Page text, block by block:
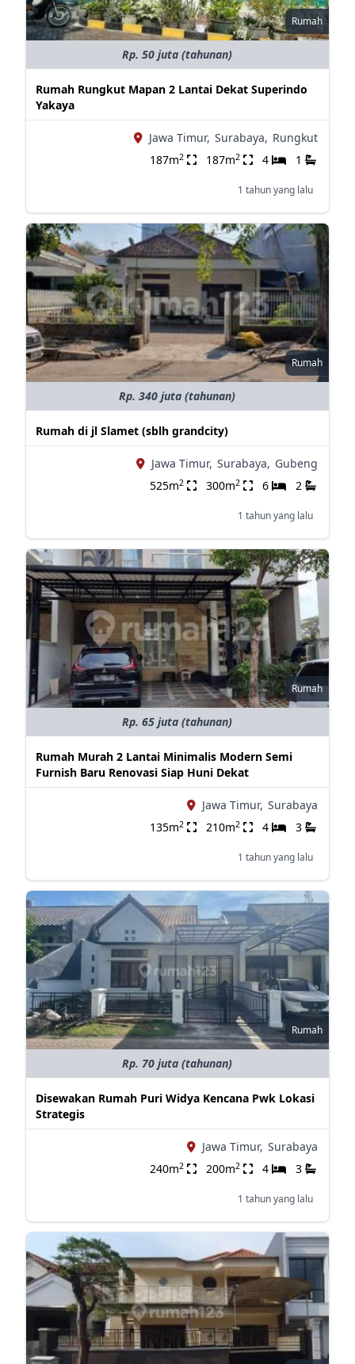
Rumah
Rp. 50 juta (tahunan)
Rumah Rungkut Mapan 2 Lantai Dekat Superindo
Yakaya
Jawa Timur, Surabaya, Rungkut
187m2 187m2 4 1
1 tahun yang lalu
Rumah
Rp. 340 juta (tahunan)
Rumah di jl Slamet (sblh grandcity)
Jawa Timur, Surabaya, Gubeng
525m2 300m2 6 2
1 tahun yang lalu
Rumah
Rp. 65 juta (tahunan)
Rumah Murah 2 Lantai Minimalis Modern Semi
Furnish Baru Renovasi Siap Huni Dekat
Jawa Timur, Surabaya
135m2 210m2 4 3
1 tahun yang lalu
Rumah
Rp. 70 juta (tahunan)
Disewakan Rumah Puri Widya Kencana Pwk Lokasi
Strategis
Jawa Timur, Surabaya
240m2 200m2 4 3
1 tahun yang lalu